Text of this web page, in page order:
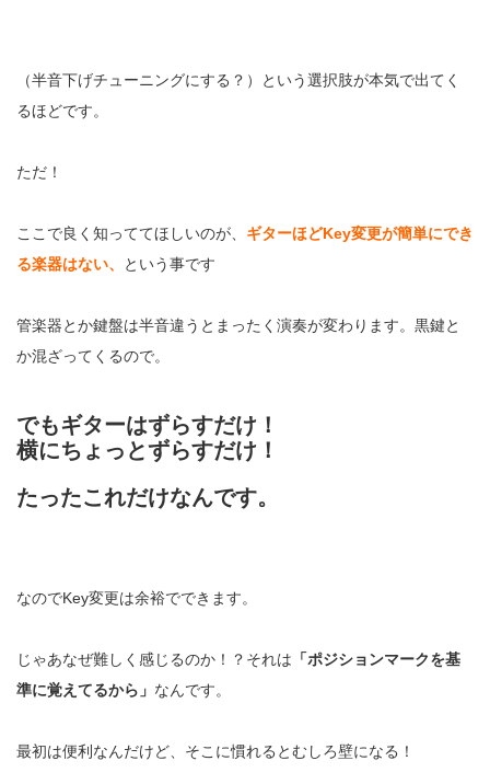
（半音下げチューニングにする？）という選択肢が本気で出てく
るほどです。
ただ！
ここで良く知っててほしいのが、 ギターほどKey変更が簡単にでき
る楽器はない、
という事です
管楽器とか鍵盤は半音違うとまったく演奏が変わります。黒鍵と
か混ざってくるので。
でもギターはずらすだけ！
横にちょっとずらすだけ！
たったこれだけなんです。
なのでKey変更は余裕でできます。
じゃあなぜ難しく感じるのか！？それは 「ポジションマークを基
準に覚えてるから」 なんです。
最初は便利なんだけど、そこに慣れるとむしろ壁になる！